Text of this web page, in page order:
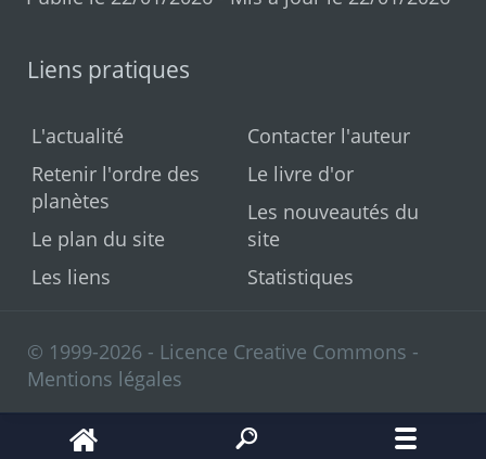
Liens pratiques
L'actualité
Retenir l'ordre des
planètes
Le plan du site
Les liens
Contacter l'auteur
Le livre d'or
Les nouveautés du
site
Statistiques
© 1999-2026 - Licence Creative Commons -
Mentions légales